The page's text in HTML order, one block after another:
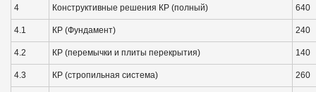
4 Конструктивные решения КР (полный) 640
4.1 КР (Фундамент) 240
4.2 КР (перемычки и плиты перекрытия) 140
4.3 КР (стропильная система) 260